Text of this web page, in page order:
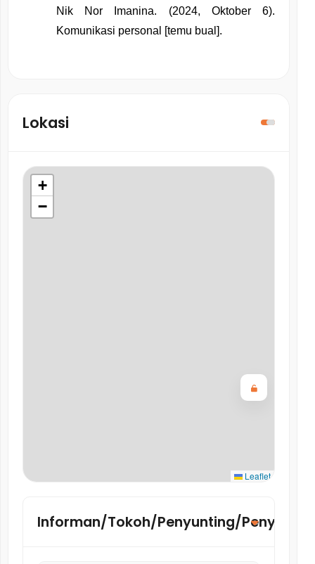
Nik Nor Imanina. (2024, Oktober 6).
Komunikasi personal [temu bual].
Lokasi
+
−
Leaflet
Informan/Tokoh/Penyunting/Penyelidik